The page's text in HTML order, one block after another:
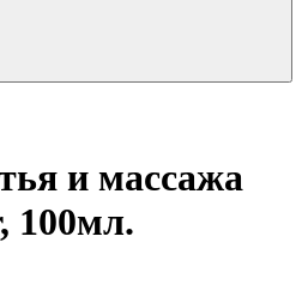
и массажа
100мл.